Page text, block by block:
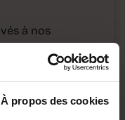
À propos des cookies
à nos